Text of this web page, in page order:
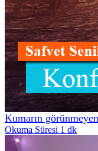
Kumarın
Okuma Süresi 1 dk